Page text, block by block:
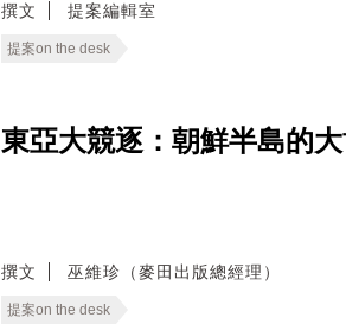
撰文 提案編輯室
提案on the desk
東亞大競逐：朝鮮半島的
撰文 巫維珍（麥田出版總經理）
提案on the desk